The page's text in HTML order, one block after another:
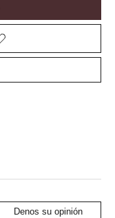
Denos su opinión